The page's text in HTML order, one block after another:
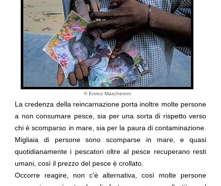
© Enrico Mascheroni
La credenza della reincarnazione porta inoltre molte persone
a non consumare pesce, sia per una sorta di rispetto verso
chi è scomparso in mare, sia per la paura di contaminazione.
Migliaia di persone sono scomparse in mare, e quasi
quotidianamente i pescatori oltre al pesce recuperano resti
umani, così il prezzo del pesce è crollato.
Occorre reagire , non c'è alternativa, così molte persone